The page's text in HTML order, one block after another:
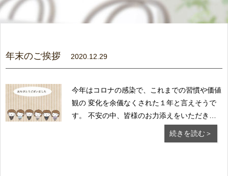
年末のご挨拶 2020.12.29
今年はコロナの感染で、これまでの習慣や価値
観の 変化を余儀なくされた１年と言えそうで
す。 不安の中、皆様のお力添えをいただき無
続きを読む＞